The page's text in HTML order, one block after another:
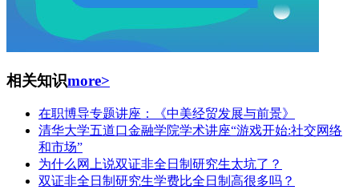
相关知识more>
在职博导专题讲座：《中美经贸发展与前景》
清华大学五道口金融学院学术讲座“游戏开始:社交网络
和市场”
为什么网上说双证非全日制研究生太坑了？
双证非全日制研究生学费比全日制高很多吗？